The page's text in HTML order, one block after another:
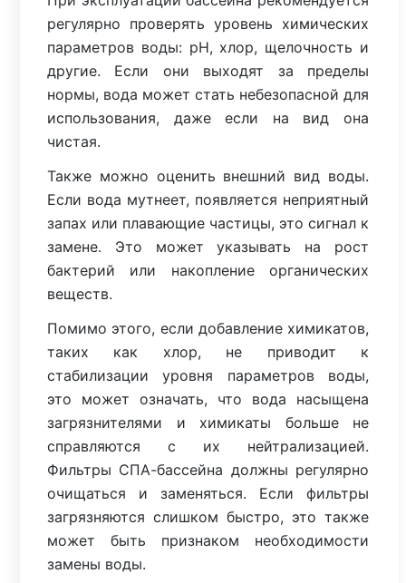
регулярно проверять уровень химических
параметров воды: pH, хлор, щелочность и
другие. Если они выходят за пределы
нормы, вода может стать небезопасной для
использования, даже если на вид она
чистая.
Также можно оценить внешний вид воды.
Если вода мутнеет, появляется неприятный
запах или плавающие частицы, это сигнал к
замене. Это может указывать на рост
бактерий или накопление органических
веществ.
Помимо этого, если добавление химикатов,
таких как хлор, не приводит к
стабилизации уровня параметров воды,
это может означать, что вода насыщена
загрязнителями и химикаты больше не
справляются с их нейтрализацией.
Фильтры СПА-бассейна должны регулярно
очищаться и заменяться. Если фильтры
загрязняются слишком быстро, это также
может быть признаком необходимости
замены воды.